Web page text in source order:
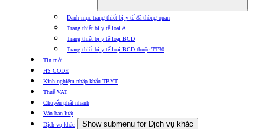
Danh mục trang thiết bị y tế đã thông quan
Trang thiết bị y tế loại A
Trang thiết bị y tế loại BCD
Trang thiết bị y tế loại BCD thuộc TT30
Tin mới
HS CODE
Kinh nghiệm nhập khẩu TBYT
Thuế VAT
Chuyển phát nhanh
Văn bản luật
Dịch vụ khác
Show submenu for Dịch vụ khác